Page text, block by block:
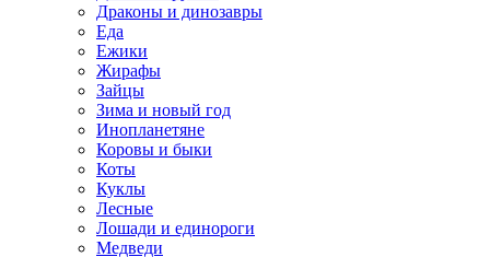
Драконы и динозавры
Еда
Ежики
Жирафы
Зайцы
Зима и новый год
Инопланетяне
Коровы и быки
Коты
Куклы
Лесные
Лошади и единороги
Медведи